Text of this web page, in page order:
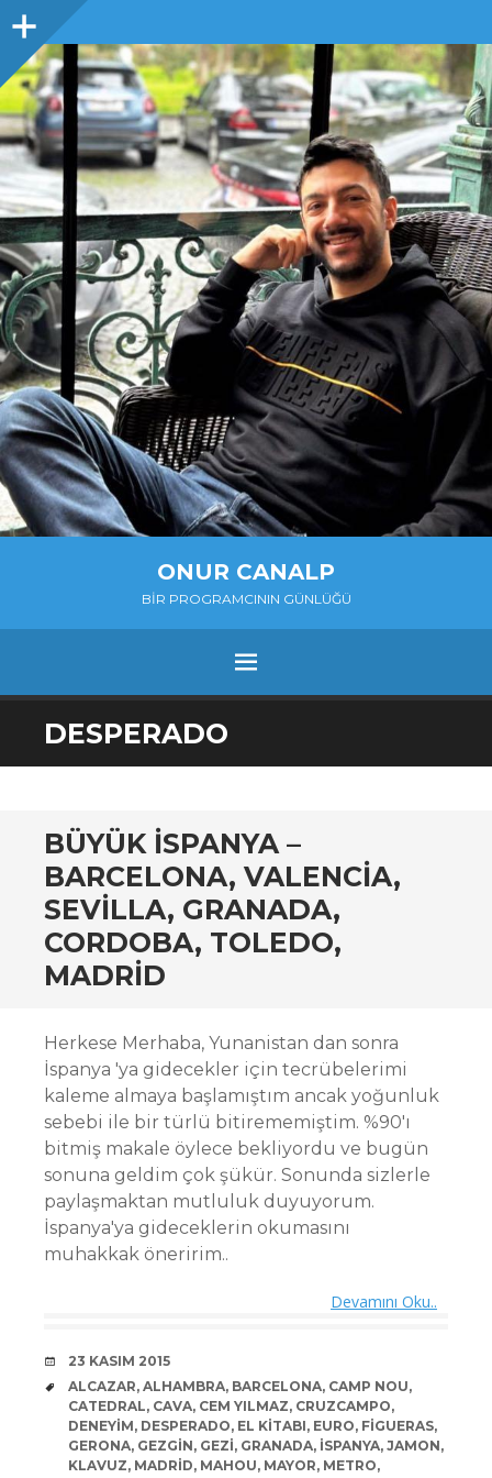
Sidebar
ONUR CANALP
BIR PROGRAMCININ GÜNLÜĞÜ
MENU
SKIP
TO
DESPERADO
BÜYÜK İSPANYA –
BARCELONA, VALENCIA,
SEVILLA, GRANADA,
CORDOBA, TOLEDO,
MADRID
Herkese Merhaba, Yunanistan dan sonra
İspanya 'ya gidecekler için tecrübelerimi
kaleme almaya başlamıştım ancak yoğunluk
sebebi ile bir türlü bitirememiştim. %90'ı
bitmiş makale öylece bekliyordu ve bugün
sonuna geldim çok şükür. Sonunda sizlerle
paylaşmaktan mutluluk duyuyorum.
İspanya'ya gideceklerin okumasını
muhakkak öneririm..
Devamını Oku..
DATE
23 KASIM 2015
TAGS
ALCAZAR, ALHAMBRA, BARCELONA, CAMP NOU,
CATEDRAL, CAVA, CEM YILMAZ, CRUZCAMPO,
DENEYIM, DESPERADO, EL KITABI, EURO, FIGUERAS,
GERONA, GEZGIN, GEZI, GRANADA, ISPANYA, JAMON,
KLAVUZ, MADRID, MAHOU, MAYOR, METRO,